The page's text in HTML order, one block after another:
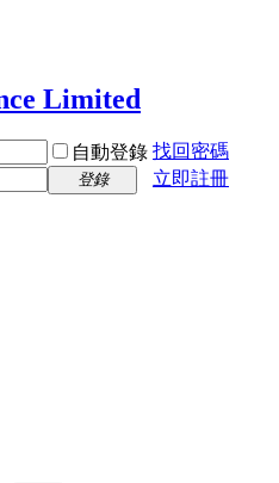
自動登錄 找回密碼
登錄
立即註冊